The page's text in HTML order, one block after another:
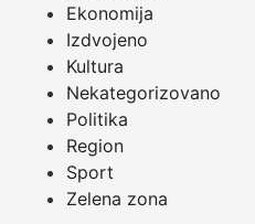
Ekonomija
Izdvojeno
Kultura
Nekategorizovano
Politika
Region
Sport
Zelena zona